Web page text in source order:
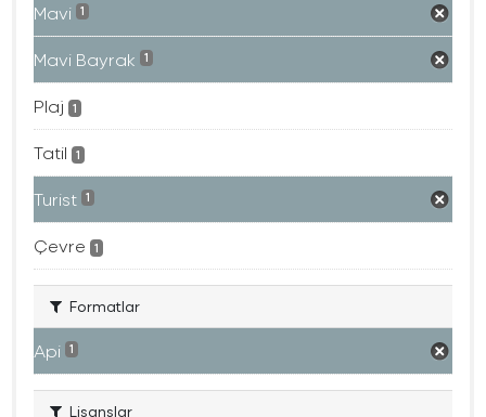
Mavi 1
Mavi Bayrak 1
Plaj 1
Tatil 1
Turist 1
Çevre 1
Formatlar
Api 1
Lisanslar